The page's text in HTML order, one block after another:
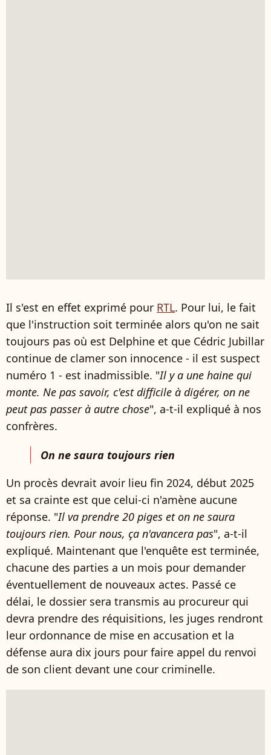
Il s'est en effet exprimé pour RTL. Pour lui, le fait
que l'instruction soit terminée alors qu'on ne sait
toujours pas où est Delphine et que Cédric Jubillar
continue de clamer son innocence - il est suspect
numéro 1 - est inadmissible. "Il y a une haine qui
monte. Ne pas savoir, c'est difficile à digérer, on ne
peut pas passer à autre chose", a-t-il expliqué à nos
confrères.
On ne saura toujours rien
Un procès devrait avoir lieu fin 2024, début 2025
et sa crainte est que celui-ci n'amène aucune
réponse. "Il va prendre 20 piges et on ne saura
toujours rien. Pour nous, ça n'avancera pas", a-t-il
expliqué. Maintenant que l'enquête est terminée,
chacune des parties a un mois pour demander
éventuellement de nouveaux actes. Passé ce
délai, le dossier sera transmis au procureur qui
devra prendre des réquisitions, les juges rendront
leur ordonnance de mise en accusation et la
défense aura dix jours pour faire appel du renvoi
de son client devant une cour criminelle.